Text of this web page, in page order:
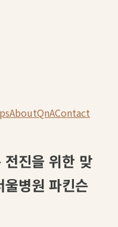
AboutQnAContact
진을 위한 맞
병원 파킨슨